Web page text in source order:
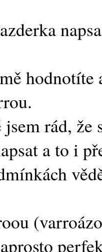
hodnotíte
rád, že
a to i